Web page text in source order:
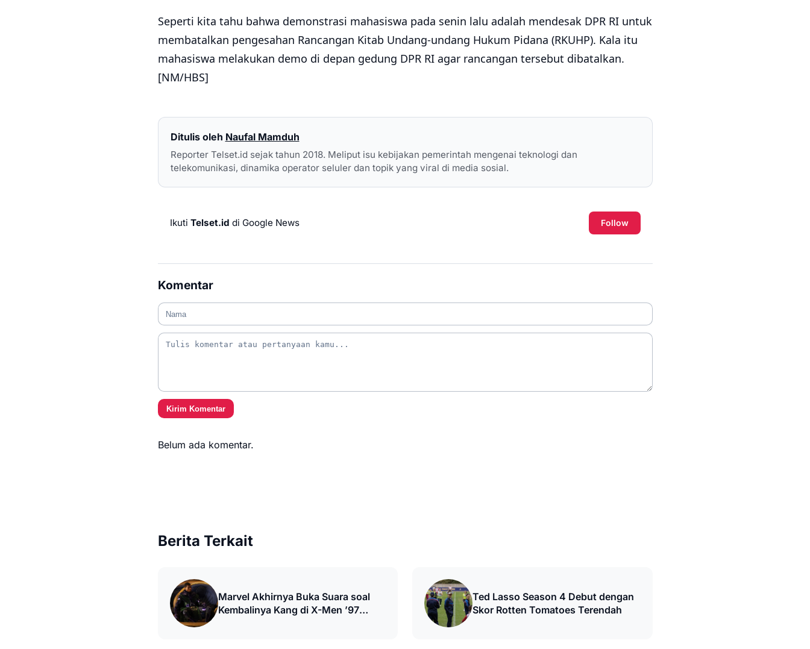
Seperti kita tahu bahwa demonstrasi mahasiswa pada senin lalu adalah mendesak DPR RI untuk
membatalkan pengesahan Rancangan Kitab Undang-undang Hukum Pidana (RKUHP). Kala itu
mahasiswa melakukan demo di depan gedung DPR RI agar rancangan tersebut dibatalkan.
[NM/HBS]
Ditulis oleh Naufal Mamduh
Reporter Telset.id sejak tahun 2018. Meliput isu kebijakan pemerintah mengenai teknologi dan
telekomunikasi, dinamika operator seluler dan topik yang viral di media sosial.
Ikuti Telset.id di Google News Follow
Komentar
Kirim Komentar
Belum ada komentar.
Berita Terkait
Marvel Akhirnya Buka Suara soal
Kembalinya Kang di X-Men ’97
Ted Lasso Season 4 Debut dengan
Skor Rotten Tomatoes Terendah